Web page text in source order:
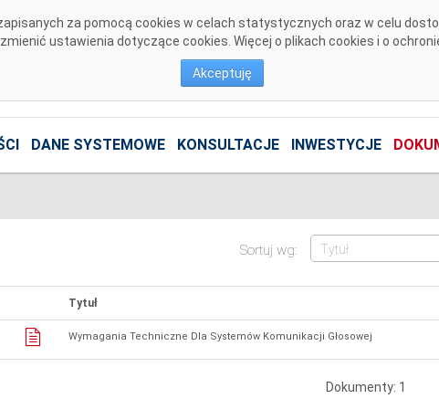
za pomocą cookies w celach statystycznych oraz w celu
ustawienia dotyczące cookies. Więcej o plikach cookies i o
Akceptuję
DANE SYSTEMOWE KONSULTACJE INWESTYCJE
Sortuj wg:
Tytuł
Wymagania Techniczne Dla Systemów Komunikacji Głosowej
Dokumenty: 1